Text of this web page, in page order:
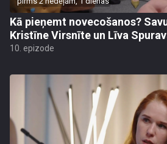
Kā pieņemt novecošanos?
Kristīne Virsnīte un Līva
10. epizode